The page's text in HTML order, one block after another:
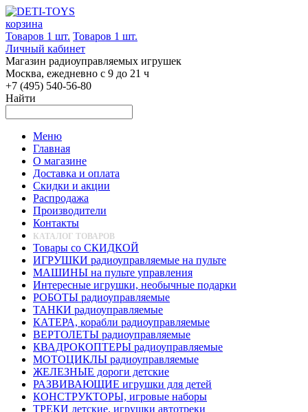
корзина
Товаров 1 шт. Товаров 1 шт.
Личный кабинет
Магазин радиоуправляемых игрушек
Москва, ежедневно с 9 до 21 ч
+7 (495) 540-56-80
Найти
Меню
Главная
О магазине
Доставка и оплата
Скидки и акции
Распродажа
Производители
Контакты
КАТАЛОГ ТОВАРОВ
Товары со СКИДКОЙ
ИГРУШКИ радиоуправляемые на пульте
МАШИНЫ на пульте управления
Интересные игрушки, необычные подарки
РОБОТЫ радиоуправляемые
ТАНКИ радиоуправляемые
КАТЕРА, корабли радиоуправляемые
ВЕРТОЛЕТЫ радиоуправляемые
КВАДРОКОПТЕРЫ радиоуправляемые
МОТОЦИКЛЫ радиоуправляемые
ЖЕЛЕЗНЫЕ дороги детские
РАЗВИВАЮЩИЕ игрушки для детей
КОНСТРУКТОРЫ, игровые наборы
ТРЕКИ детские, игрушки автотреки